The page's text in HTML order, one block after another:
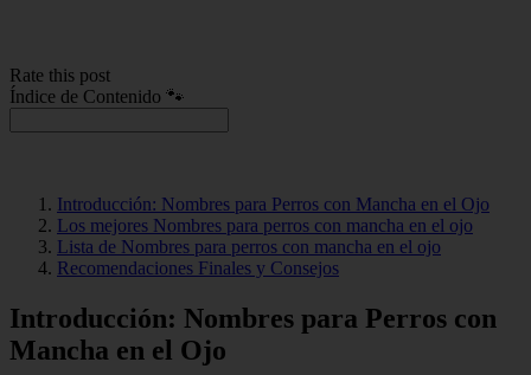
Rate this post
Índice de Contenido 🐾
Introducción: Nombres para Perros con Mancha en el Ojo
Los mejores Nombres para perros con mancha en el ojo
Lista de Nombres para perros con mancha en el ojo
Recomendaciones Finales y Consejos
Introducción: Nombres para Perros con
Mancha en el Ojo